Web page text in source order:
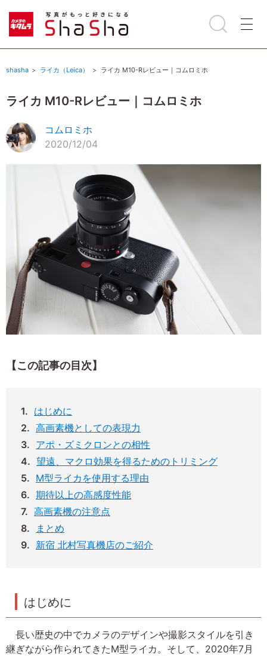
shasha ライカ（Leica） ライカ M10-Rレビュー｜コムロミホ
ライカ M10-Rレビュー｜コムロミホ
コムロミホ
2020/12/04
【この記事の目次】
はじめに
高画素機としての表現力
アポ・ズミクロンとの相性
望遠、マクロ効果を得るためのトリミング
M型ライカを使用する理由
期待以上の高感度性能
高画素機の注意点
まとめ
新宿 北村写真機店のご紹介
はじめに
長い歴史の中でカメラのデザインや撮影スタイルを引き
継ぎながら作られてきたM型ライカ。そして、2020年7月